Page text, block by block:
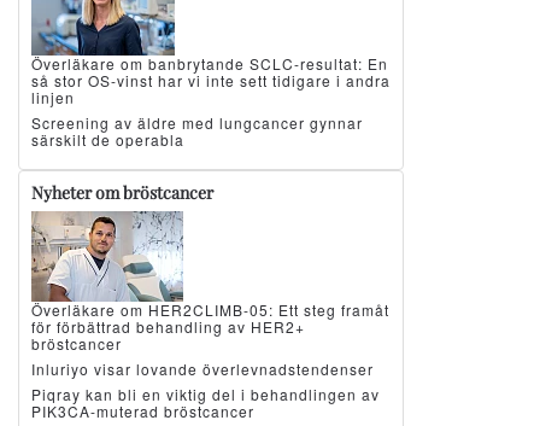
Överläkare om banbrytande SCLC-resultat: En
så stor OS-vinst har vi inte sett tidigare i andra
linjen
Screening av äldre med lungcancer gynnar
särskilt de operabla
Nyheter om bröstcancer
Överläkare om HER2CLIMB-05: Ett steg framåt
för förbättrad behandling av HER2+
bröstcancer
Inluriyo visar lovande överlevnadstendenser
Piqray kan bli en viktig del i behandlingen av
PIK3CA-muterad bröstcancer